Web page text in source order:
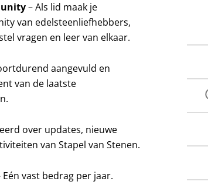
– Als lid maak je
van edelsteenliefhebbers,
vragen en leer van elkaar.
aangevuld en
van de laatste
over updates, nieuwe
van Stapel van Stenen.
Eén vast bedrag per jaar.